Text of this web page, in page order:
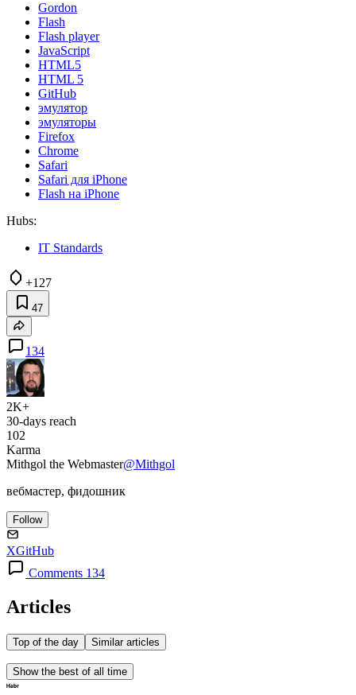
Gordon
Flash
Flash player
JavaScript
HTML5
HTML 5
GitHub
эмулятор
эмуляторы
Firefox
Chrome
Safari
Safari для iPhone
Flash на iPhone
Hubs:
IT Standards
+127
47
134
2K+
30-days reach
102
Karma
Mithgol the Webmaster@Mithgol
вебмастер, фидошник
Follow
XGitHub
Comments 134
Articles
Top of the day Similar articles
Show the best of all time